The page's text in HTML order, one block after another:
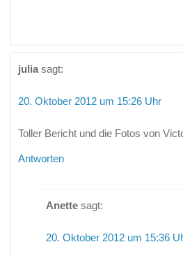
julia sagt:
20. Oktober 2012 um 15:26 Uhr
Toller Bericht und die Fotos von
Antworten
Anette sagt:
20. Oktober 2012 um 15:36